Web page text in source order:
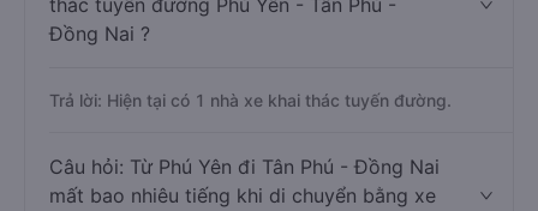
thác tuyến đường Phú Yên - Tân Phú -
Đồng Nai ?
Trả lời: Hiện tại có 1 nhà xe khai thác tuyến đường.
Câu hỏi: Từ Phú Yên đi Tân Phú - Đồng Nai
mất bao nhiêu tiếng khi di chuyển bằng xe